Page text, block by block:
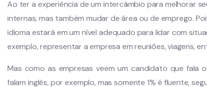
Ao ter a experiência de um intercâmbio para melhorar
internas, mas também mudar de área ou de emprego.
idioma estará em um nível adequado para lidar com
exemplo, representar a empresa em reuniões, viagens,
Mas como as empresas veem um candidato que fala
falam inglês, por exemplo, mas somente 1% é fluente,